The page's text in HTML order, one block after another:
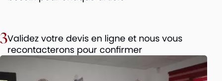
3Validez votre devis en ligne et nous vous
recontacterons pour confirmer